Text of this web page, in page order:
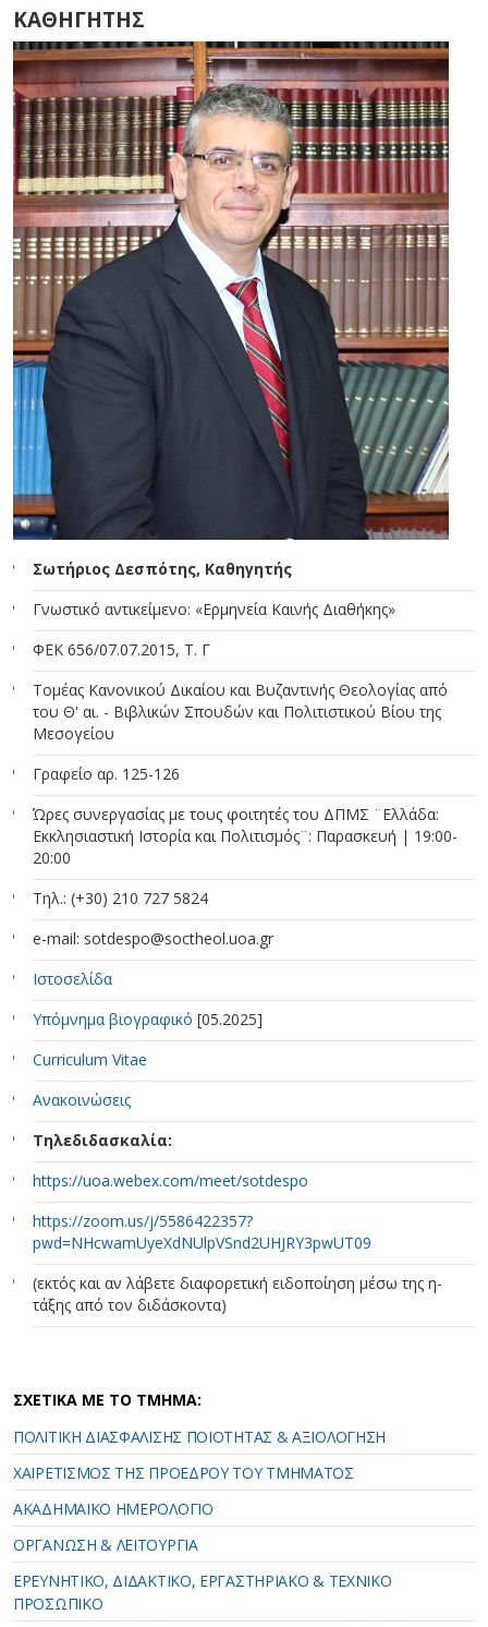
ΚΑΘΗΓΗΤΗΣ
Σωτήριος Δεσπότης, Καθηγητής
Γνωστικό αντικείμενο: «Ερμηνεία Καινής Διαθήκης»
ΦΕΚ 656/07.07.2015, T. Γ
Τομέας Κανονικού Δικαίου και Βυζαντινής Θεολογίας από
του Θ' αι. - Βιβλικών Σπουδών και Πολιτιστικού Βίου της
Μεσογείου
Γραφείο αρ. 125-126
Ώρες συνεργασίας με τους φοιτητές του ΔΠΜΣ ¨Ελλάδα:
Εκκλησιαστική Ιστορία και Πολιτισμός¨: Παρασκευή | 19:00-
20:00
Τηλ.: (+30) 210 727 5824
e-mail: sotdespo@soctheol.uoa.gr
Ιστοσελίδα
Υπόμνημα βιογραφικό [05.2025]
Curriculum Vitae
Ανακοινώσεις
Tηλεδιδασκαλία:
https://uoa.webex.com/meet/sotdespo
https://zoom.us/j/5586422357?
pwd=NHcwamUyeXdNUlpVSnd2UHJRY3pwUT09
(εκτός και αν λάβετε διαφορετική ειδοποίηση μέσω της η-
τάξης από τον διδάσκοντα)
ΣΧΕΤΙΚΑ ΜΕ ΤΟ ΤΜΗΜΑ:
ΠΟΛΙΤΙΚΗ ΔΙΑΣΦΑΛΙΣΗΣ ΠΟΙΟΤΗΤΑΣ & ΑΞΙΟΛΟΓΗΣΗ
ΧΑΙΡΕΤΙΣΜΟΣ ΤΗΣ ΠΡΟΕΔΡΟΥ ΤΟΥ ΤΜΗΜΑΤΟΣ
ΑΚΑΔΗΜΑΪΚΟ ΗΜΕΡΟΛΟΓΙΟ
ΟΡΓΑΝΩΣΗ & ΛΕΙΤΟΥΡΓΙΑ
ΕΡΕΥΝΗΤΙΚΟ, ΔΙΔΑΚΤΙΚΟ, ΕΡΓΑΣΤΗΡΙΑΚΟ & ΤΕΧΝΙΚΟ
ΠΡΟΣΩΠΙΚΟ